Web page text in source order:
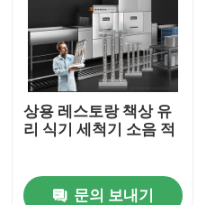
회사 소개
공장 투어
품질 관리
상용 레스토랑 책상 유
리 식기 세척기 소음 적
문의 보내기